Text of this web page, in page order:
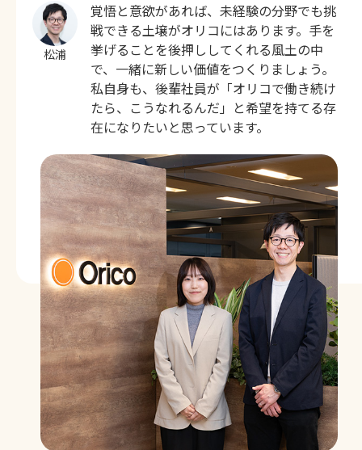
松浦
覚悟と意欲があれば、未経験の分野でも挑
戦できる土壌がオリコにはあります。手を
挙げることを後押ししてくれる風土の中
で、一緒に新しい価値をつくりましょう。
私自身も、後輩社員が「オリコで働き続け
たら、こうなれるんだ」と希望を持てる存
在になりたいと思っています。